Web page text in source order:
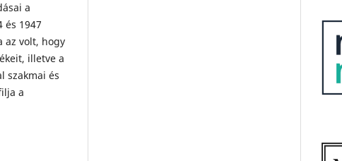
a
és 1947
az volt, hogy
illetve a
szakmai és
a